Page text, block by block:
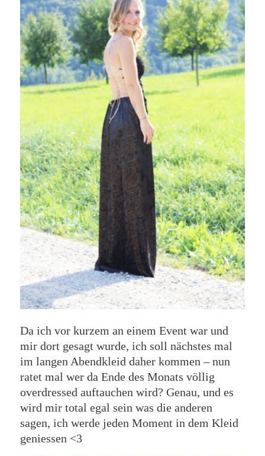
Da ich vor kurzem an einem Event war und
mir dort gesagt wurde, ich soll nächstes mal
im langen Abendkleid daher kommen – nun
ratet mal wer da Ende des Monats völlig
overdressed auftauchen wird? Genau, und es
wird mir total egal sein was die anderen
sagen, ich werde jeden Moment in dem Kleid
geniessen <3